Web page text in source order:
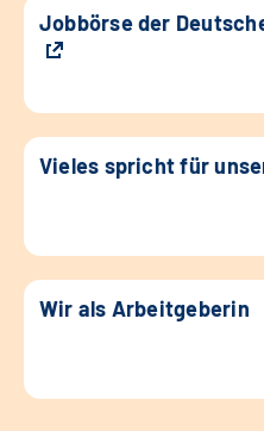
Jobbörse der
Vieles spricht für
Wir als Arbeitgeberin